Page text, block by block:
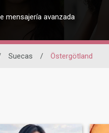
mensajería avanzada
Suecas / Östergötland